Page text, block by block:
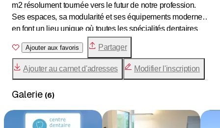
m2 résolument tournée vers le futur de notre profession.
Ses espaces, sa modularité et ses équipements modernes
en font un lieu unique où toutes les spécialités dentaires
(soins, chirurgie, implantologie, esthétique du sourire,
parodontologie, orthodontie, …) pourront s’exprimer
pleinement. Les locaux s’organisent en deux parties bien
distinctes. D’un côté, l’entrée donne directement sur le
trouve la partie médicale qui comporte 5 salles de soins, la
salle de stérilisation du matériel et le local de radiologie.
Ajouter aux favoris Partager
Ajouter au carnet d'adresses Modifier l'inscription
Galerie (6)